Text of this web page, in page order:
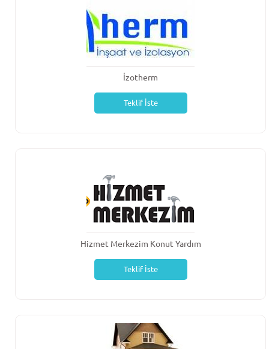
İzotherm
Teklif İste
Hizmet Merkezim Konut Yardım
Teklif İste